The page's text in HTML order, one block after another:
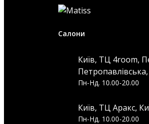
Салони
Київ, ТЦ 4room,
Пн-Нд. 10.00-20.00
Київ, ТЦ Аракс,
Пн-Нд. 10.00-20.00